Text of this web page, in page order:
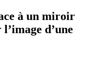
à un miroir
d’une